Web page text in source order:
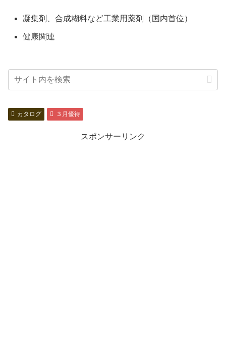
凝集剤、合成糊料など工業用薬剤（国内首位）
健康関連
カタログ ３月優待
スポンサーリンク